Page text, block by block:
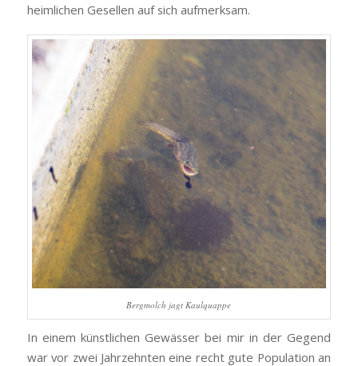
heimlichen Gesellen auf sich aufmerksam.
Bergmolch jagt Kaulquappe
In einem künstlichen Gewässer bei mir in der Gegend
war vor zwei Jahrzehnten eine recht gute Population an